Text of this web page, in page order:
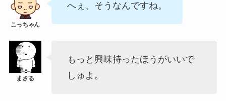
へぇ、そうなんですね。
もっと興味持ったほうがいいで
しゅよ。